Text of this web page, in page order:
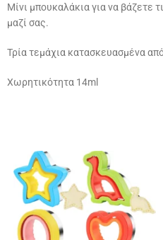
Μίνι μπουκαλάκια για να βάζετε
μαζί σας.
Τρία τεμάχια κατασκευασμένα
Χωρητικότητα 14ml